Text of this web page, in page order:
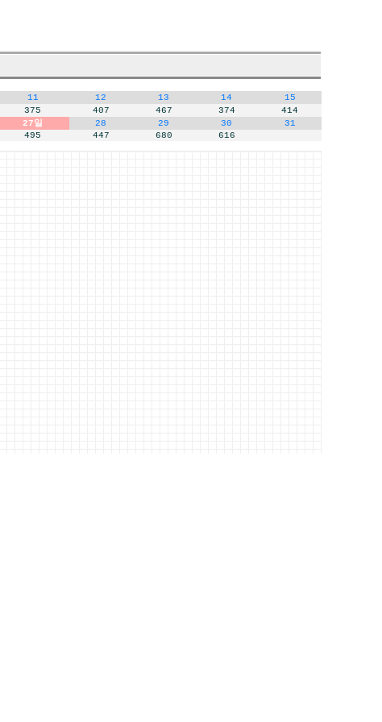
11 12 13 14
15
375 407 467 374
414
27일 28 29 30
31
495 447 680 616